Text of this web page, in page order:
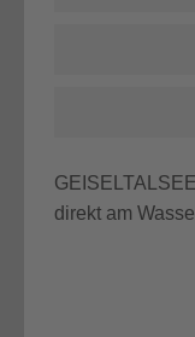
direkt am